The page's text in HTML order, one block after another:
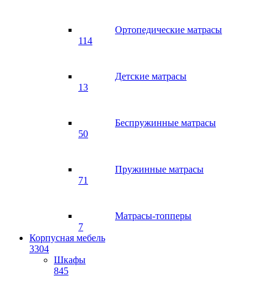
Ортопедические матрасы
114
Детские матрасы
13
Беспружинные матрасы
50
Пружинные матрасы
71
Матрасы-топперы
7
Корпусная мебель
3304
Шкафы
845